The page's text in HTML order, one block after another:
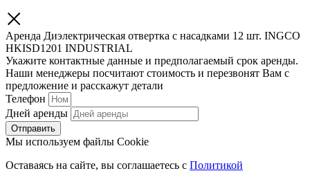
Аренда Диэлектрическая отвертка с насадками 12 шт. INGCO
HKISD1201 INDUSTRIAL
Укажите контактные данные и предполагаемый срок аренды.
Наши менеджеры посчитают стоимость и перезвонят Вам с
предложение и расскажут детали
Телефон
Дней аренды
Отправить
Мы используем файлы Cookie
Оставаясь на сайте, вы соглашаетесь c Политикой